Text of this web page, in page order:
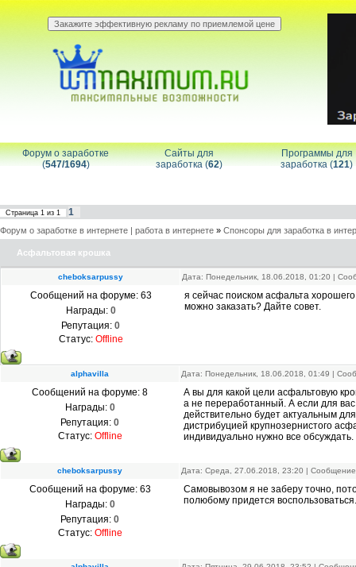
Форум о заработке
(547/1694)
Сайты для
заработка (62)
Программы для
заработка (121)
Страница 1 из 1 1
Форум о заработке в интернете | работа в интернете » Спонсоры для заработка в
Асфальтовая крошка
cheboksarpussy Дата: Понедельник, 18.06.2018, 01:20 |
Сообщений на форуме: 63
Награды: 0
Репутация: 0
Статус: Offline
я сейчас поиском асфальта
можно заказать? Дайте совет.
alphavilla Дата: Понедельник, 18.06.2018, 01:49 |
Сообщений на форуме: 8
Награды: 0
Репутация: 0
Статус: Offline
А вы для какой цели асфальтовую
а не переработанный. А если для
действительно будет актуальным
дистрибуцией крупнозернистого
индивидуально нужно все
cheboksarpussy Дата: Среда, 27.06.2018, 23:20 |
Сообщений на форуме: 63
Награды: 0
Репутация: 0
Статус: Offline
Самовывозом я не заберу точно,
полюбому придется воспользоваться.